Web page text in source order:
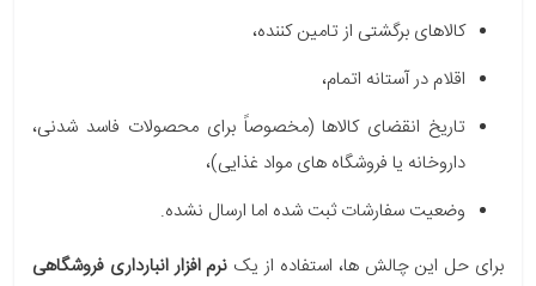
کالاهای برگشتی از تامین کننده،
اقلام در آستانه اتمام،
تاریخ انقضای کالاها (مخصوصاً برای محصولات فاسد شدنی،
داروخانه یا فروشگاه های مواد غذایی)،
وضعیت سفارشات ثبت شده اما ارسال نشده.
برای حل این چالش ها، استفاده از یک نرم افزار انبارداری فروشگاهی